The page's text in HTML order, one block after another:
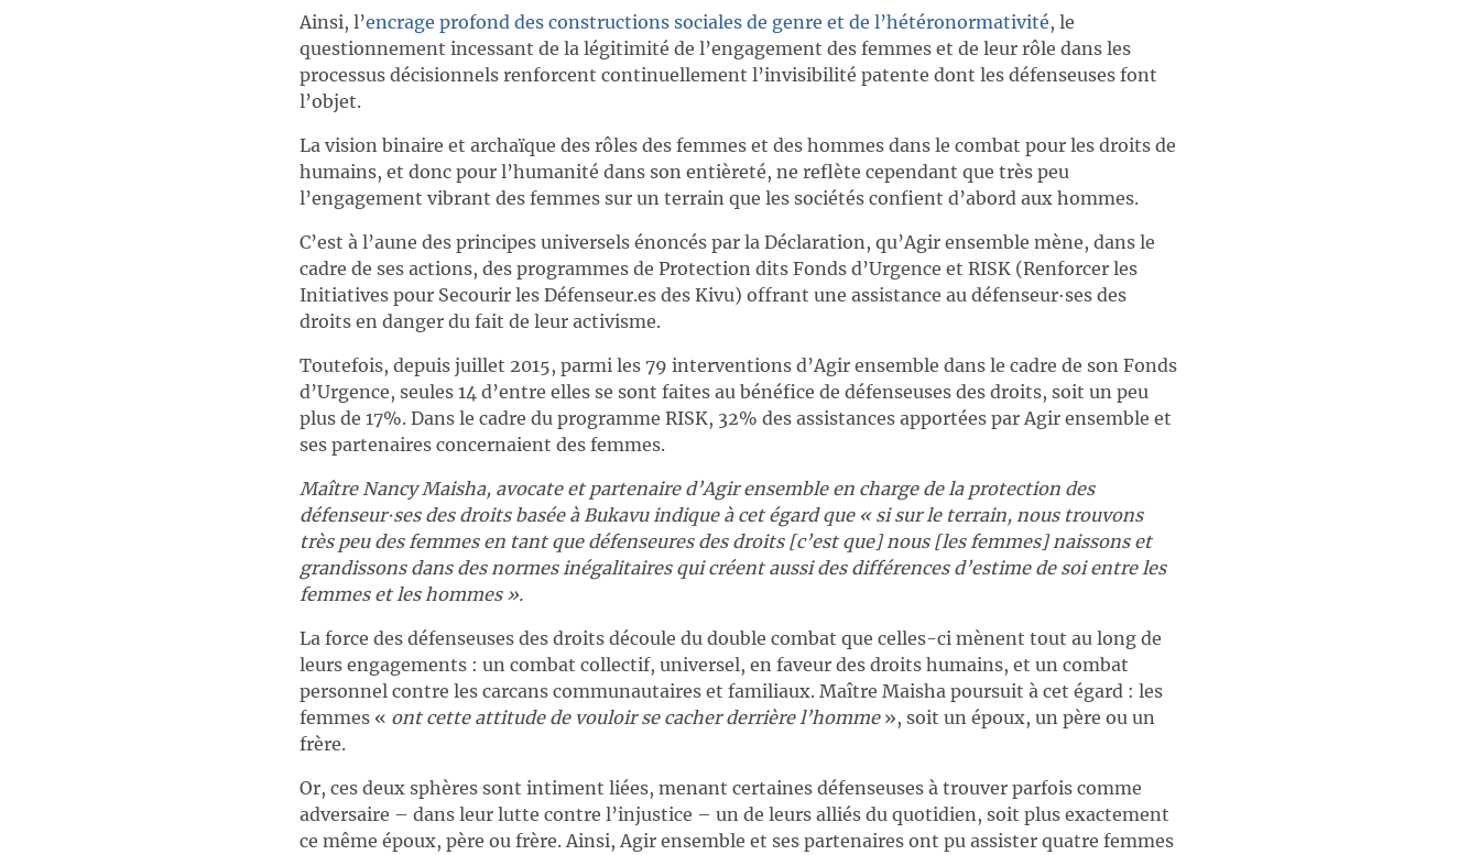
Ainsi, l’encrage profond des constructions sociales de genre et de l’hétéronormativité, le
questionnement incessant de la légitimité de l’engagement des femmes et de leur rôle dans les
processus décisionnels renforcent continuellement l’invisibilité patente dont les défenseuses font
l’objet.
La vision binaire et archaïque des rôles des femmes et des hommes dans le combat pour les droits de
humains, et donc pour l’humanité dans son entièreté, ne reflète cependant que très peu
l’engagement vibrant des femmes sur un terrain que les sociétés confient d’abord aux hommes.
C’est à l’aune des principes universels énoncés par la Déclaration, qu’Agir ensemble mène, dans le
cadre de ses actions, des programmes de Protection dits Fonds d’Urgence et RISK (Renforcer les
Initiatives pour Secourir les Défenseur.es des Kivu) offrant une assistance au défenseur∙ses des
droits en danger du fait de leur activisme.
Toutefois, depuis juillet 2015, parmi les 79 interventions d’Agir ensemble dans le cadre de son Fonds
d’Urgence, seules 14 d’entre elles se sont faites au bénéfice de défenseuses des droits, soit un peu
plus de 17%. Dans le cadre du programme RISK, 32% des assistances apportées par Agir ensemble et
ses partenaires concernaient des femmes.
Maître Nancy Maisha, avocate et partenaire d’Agir ensemble en charge de la protection des
défenseur∙ses des droits basée à Bukavu indique à cet égard que « si sur le terrain, nous trouvons
très peu des femmes en tant que défenseures des droits [c’est que] nous [les femmes] naissons et
grandissons dans des normes inégalitaires qui créent aussi des différences d’estime de soi entre les
femmes et les hommes ».
La force des défenseuses des droits découle du double combat que celles-ci mènent tout au long de
leurs engagements : un combat collectif, universel, en faveur des droits humains, et un combat
personnel contre les carcans communautaires et familiaux. Maître Maisha poursuit à cet égard : les
femmes « ont cette attitude de vouloir se cacher derrière l’homme», soit un époux, un père ou un
frère.
Or, ces deux sphères sont intiment liées, menant certaines défenseuses à trouver parfois comme
adversaire – dans leur lutte contre l’injustice – un de leurs alliés du quotidien, soit plus exactement
ce même époux, père ou frère. Ainsi, Agir ensemble et ses partenaires ont pu assister quatre femmes